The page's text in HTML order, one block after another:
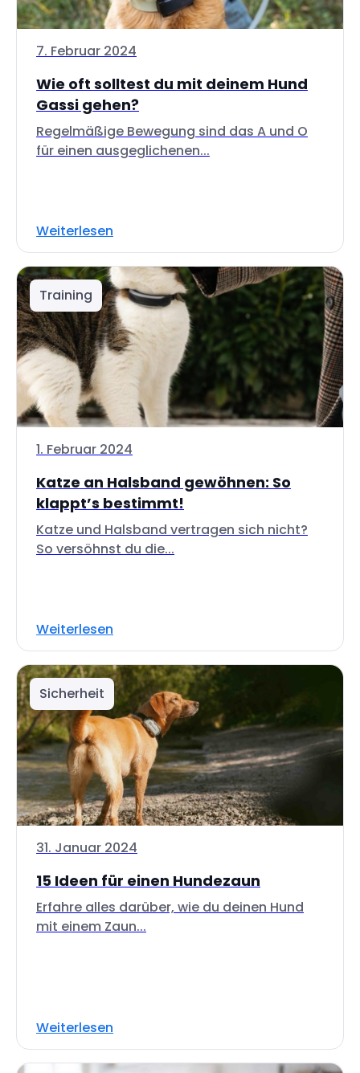
7. Februar 2024
Wie oft solltest du mit deinem Hund
Gassi gehen?
Regelmäßige Bewegung sind das A und O
für einen ausgeglichenen...
Weiterlesen
Training
1. Februar 2024
Katze an Halsband gewöhnen: So
klappt’s bestimmt!
Katze und Halsband vertragen sich nicht?
So versöhnst du die...
Weiterlesen
Sicherheit
31. Januar 2024
15 Ideen für einen Hundezaun
Erfahre alles darüber, wie du deinen Hund
mit einem Zaun...
Weiterlesen